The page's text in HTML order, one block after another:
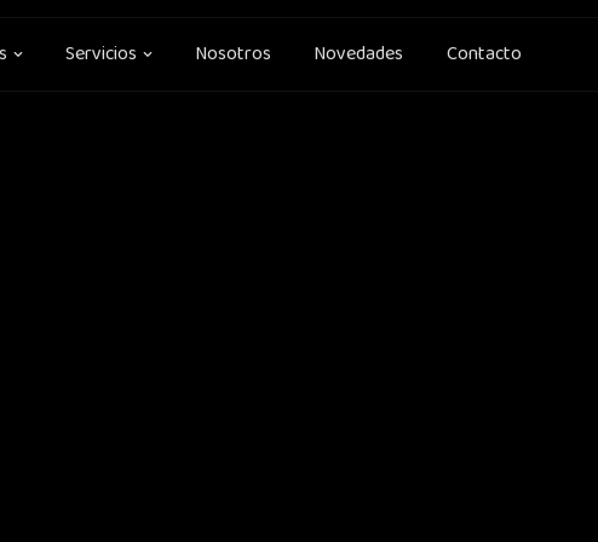
Open Soluciones
Servicios Open Servicios
Nosotros Novedades Contacto